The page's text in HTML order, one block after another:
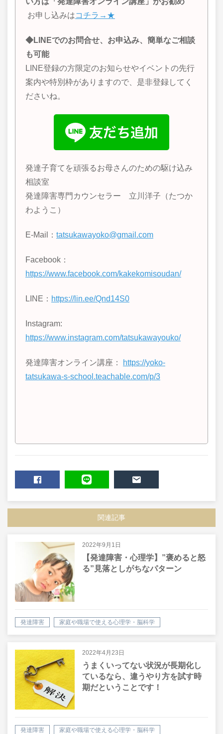
お申し込みはコチラ→★
◆LINEでのお問合せ、お申込み、簡単なご相談
も可能
LINE登録の方限定のお知らせやイベントの先行
案内や特別枠がありますので、是非登録してく
ださいね。
発達子育てを頑張るお母さんのための駆け込み
相談室
発達障害専門カウンセラー 立川洋子（たつか
わようこ）
E-Mail： tatsukawayoko@gmail.com
Facebook：
https://www.facebook.com/kakekomisoudan/
LINE ： https://lin.ee/Qnd14S0
Instagram:
https://www.instagram.com/tatsukawayouko/
発達障害オンライン講座：
https://yoko-
tatsukawa-s-school.teachable.com/p/3
関連記事
2022年9月1日
【発達障害・心理学】”褒めると怒
る”見落としがちなパターン
発達障害 家庭や職場で使える心理学・脳科学
2022年4月23日
うまくいってない状況が長期化し
ているなら、違うやり方を試す時
期だということです！
発達障害 家庭や職場で使える心理学・脳科学